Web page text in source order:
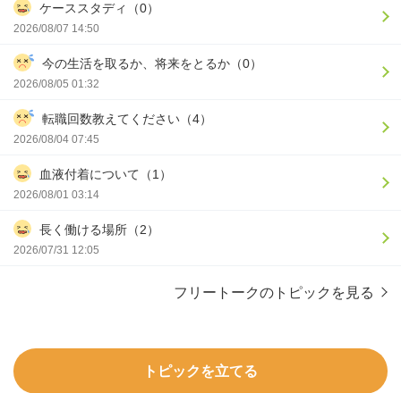
ケーススタディ（0）
2026/08/07 14:50
今の生活を取るか、将来をとるか（0）
2026/08/05 01:32
転職回数教えてください（4）
2026/08/04 07:45
血液付着について（1）
2026/08/01 03:14
長く働ける場所（2）
2026/07/31 12:05
フリートークのトピックを見る
トピックを立てる